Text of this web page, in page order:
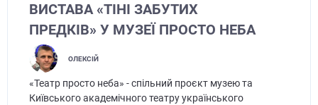
ВИСТАВА «ТІНІ ЗАБУТИХ
ПРЕДКІВ» У МУЗЕЇ ПРОСТО НЕБА
ОЛЕКСІЙ
«Театр просто неба» - спільний проєкт музею та
Київського академічного театру українського